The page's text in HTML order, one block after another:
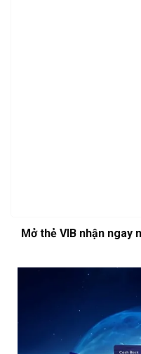
Mở thẻ VIB nhận ngay